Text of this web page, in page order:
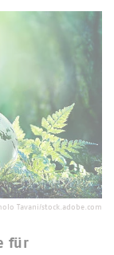
Tavani/stock.adobe.com
für